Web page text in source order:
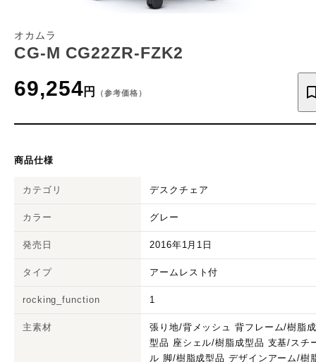
オカムラ
CG-M CG22ZR-FZK2
69,254円 （参考価格）
商品仕様
カテゴリ デスクチェア
カラー グレー
発売日 2016年1月1日
タイプ アームレスト付
rocking_function 1
主素材
張り地/背メッシュ 背フレーム/樹脂
型品 座シェル/樹脂成型品 支基/スチ
ル 脚/樹脂成型品 デザインアーム/樹